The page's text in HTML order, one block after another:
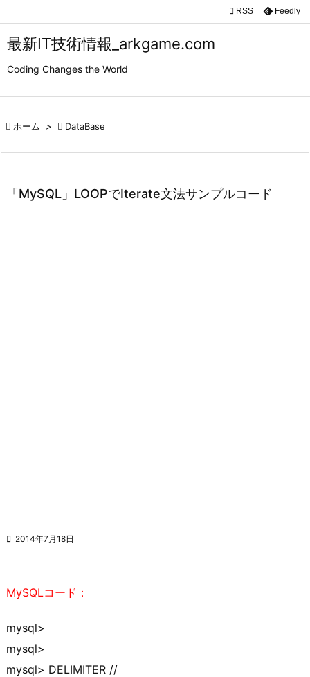
最新IT技術情報_arkgame.com
Coding Changes the World


 RSS Feedly
 ホーム >  DataBase
「MySQL」LOOPでIterate文法サンプルコード
 2014年7月18日
MySQLコード：
mysql>
mysql>
mysql> DELIMITER //